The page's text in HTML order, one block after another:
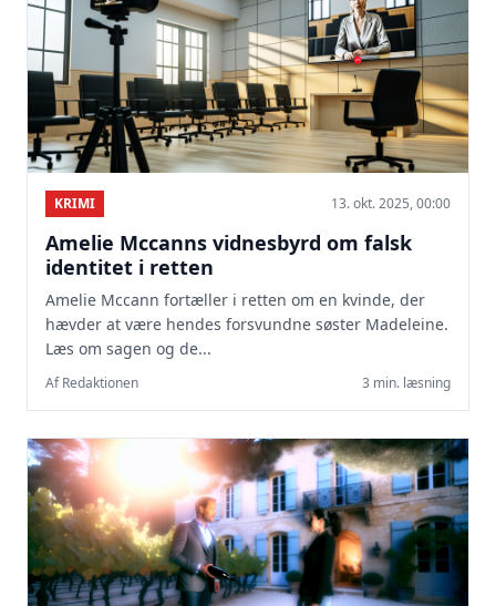
KRIMI 13. okt. 2025, 00:00
Amelie Mccanns vidnesbyrd om falsk
identitet i retten
Amelie Mccann fortæller i retten om en kvinde, der
hævder at være hendes forsvundne søster Madeleine.
Læs om sagen og de...
Af Redaktionen 3 min. læsning